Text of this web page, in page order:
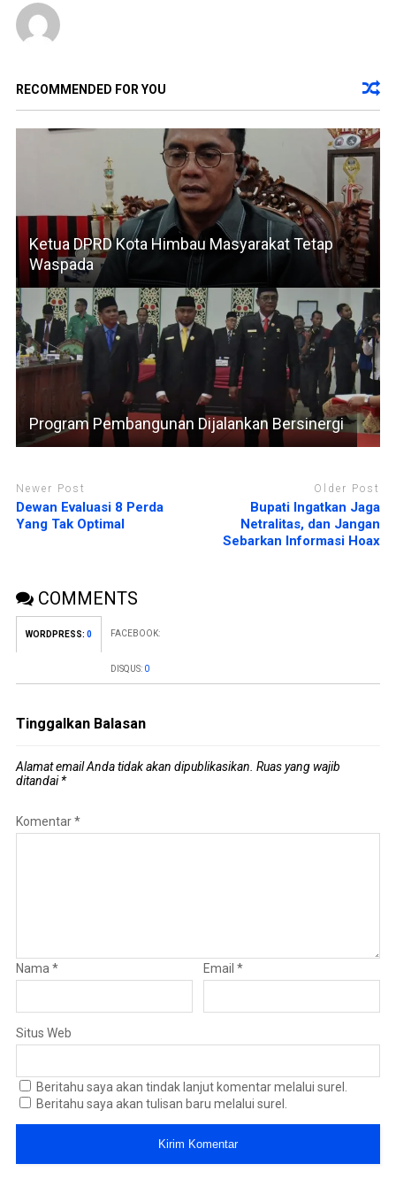
RECOMMENDED FOR YOU
Ketua DPRD Kota Himbau Masyarakat Tetap
Waspada
Program Pembangunan Dijalankan Bersinergi
Newer Post
Dewan Evaluasi 8 Perda
Yang Tak Optimal
Older Post
Bupati Ingatkan Jaga
Netralitas, dan Jangan
Sebarkan Informasi Hoax
COMMENTS
WORDPRESS: 0 FACEBOOK:
DISQUS: 0
Tinggalkan Balasan
Alamat email Anda tidak akan dipublikasikan. Ruas yang wajib
ditandai*
Komentar*
Nama * Email*
Situs Web
Beritahu saya akan tindak lanjut komentar melalui surel.
Beritahu saya akan tulisan baru melalui surel.